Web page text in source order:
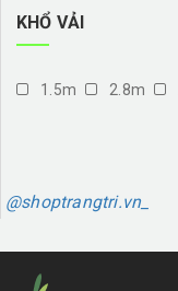
KHỔ VẢI
1.5m 2.8m
@shoptrangtri.vn_